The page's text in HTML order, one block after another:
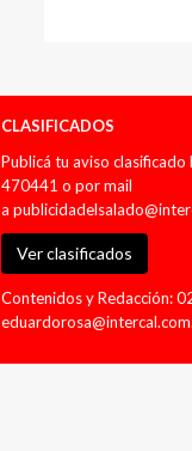
CLASIFICADOS
Publicá tu aviso
470441 o por mail
a
Ver clasificados
Contenidos y Redacción: